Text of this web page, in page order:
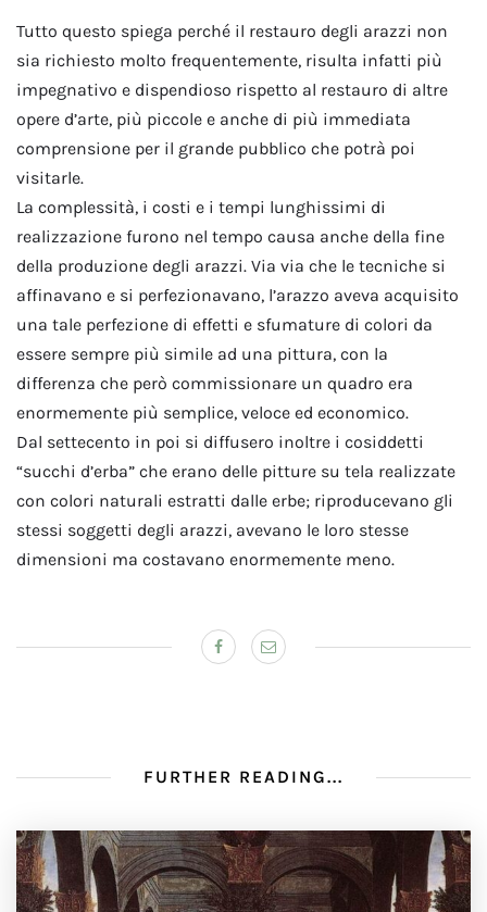
Tutto questo spiega perché il restauro degli arazzi non
sia richiesto molto frequentemente, risulta infatti più
impegnativo e dispendioso rispetto al restauro di altre
opere d’arte, più piccole e anche di più immediata
comprensione per il grande pubblico che potrà poi
visitarle.
La complessità, i costi e i tempi lunghissimi di
realizzazione furono nel tempo causa anche della fine
della produzione degli arazzi. Via via che le tecniche si
affinavano e si perfezionavano, l’arazzo aveva acquisito
una tale perfezione di effetti e sfumature di colori da
essere sempre più simile ad una pittura, con la
differenza che però commissionare un quadro era
enormemente più semplice, veloce ed economico.
Dal settecento in poi si diffusero inoltre i cosiddetti
“succhi d’erba” che erano delle pitture su tela realizzate
con colori naturali estratti dalle erbe; riproducevano gli
stessi soggetti degli arazzi, avevano le loro stesse
dimensioni ma costavano enormemente meno.
FURTHER READING...